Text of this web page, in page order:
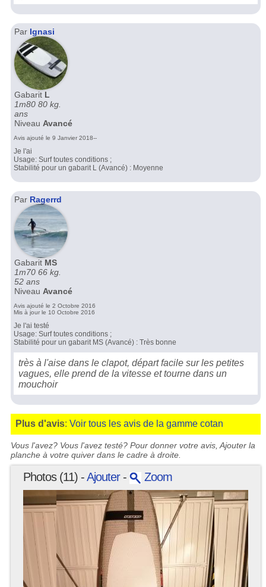
Par Ignasi
Gabarit L
1m80 80 kg.
ans
Niveau Avancé
Avis ajouté le 9 Janvier 2018--
Je l'ai
Usage: Surf toutes conditions ;
Stabilité pour un gabarit L (Avancé) : Moyenne
Par Ragerrd
Gabarit MS
1m70 66 kg.
52 ans
Niveau Avancé
Avis ajouté le 2 Octobre 2016
Mis à jour le 10 Octobre 2016
Je l'ai testé
Usage: Surf toutes conditions ;
Stabilité pour un gabarit MS (Avancé) : Très bonne
très à l'aise dans le clapot, départ facile sur les petites
vagues, elle prend de la vitesse et tourne dans un
mouchoir
Plus d'avis:Voir tous les avis de la gamme cotan
Vous l'avez? Vous l'avez testé? Pour donner votre avis, Ajouter la
planche à votre quiver dans le cadre à droite.
Photos (11) -Ajouter- Zoom